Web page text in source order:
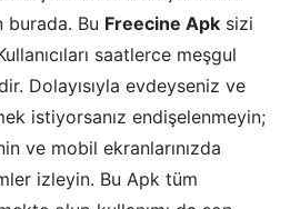
burada. Bu Freecine Apk sizi
saatlerce meşgul
Dolayısıyla evdeyseniz ve
istiyorsanız endişelenmeyin;
ve mobil ekranlarınızda
izleyin. Bu Apk tüm